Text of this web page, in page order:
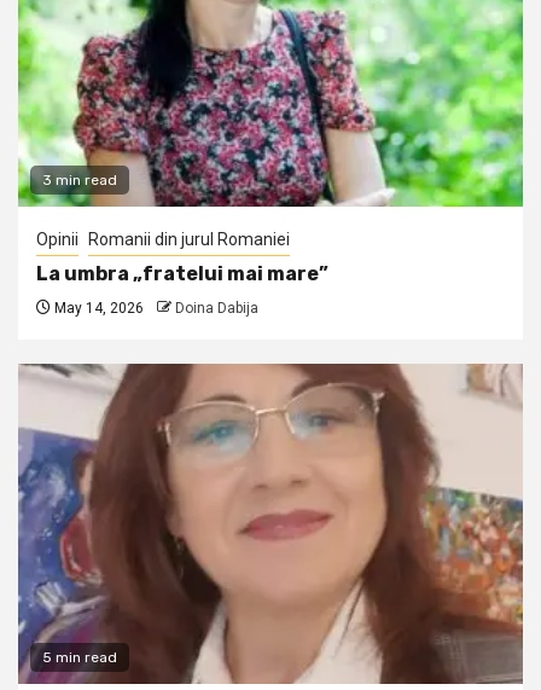
3 min read
Opinii Romanii din jurul Romaniei
La umbra „fratelui mai mare”
May 14, 2026 Doina Dabija
5 min read